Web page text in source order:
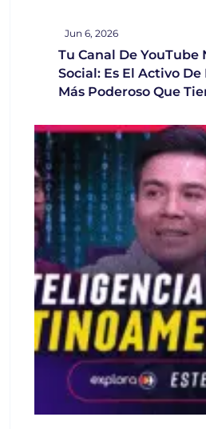
Jun 6, 2026
Tu Canal De YouTube
Social: Es El Activo
Más Poderoso Que